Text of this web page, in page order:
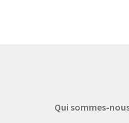
Qui sommes-